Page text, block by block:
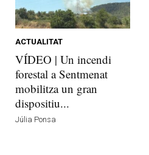
ACTUALITAT
VÍDEO | Un incendi
forestal a Sentmenat
mobilitza un gran
dispositiu...
Júlia Ponsa